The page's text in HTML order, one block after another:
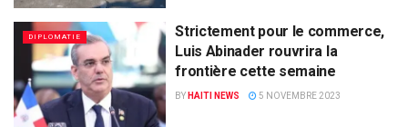
DIPLOMATIE
Strictement pour le commerce,
Luis Abinader rouvrira la
frontière cette semaine
BY HAITI NEWS 5 NOVEMBRE 2023